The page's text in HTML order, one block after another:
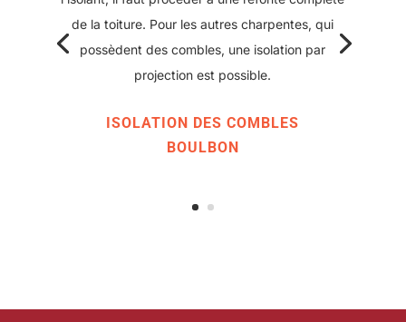
L'autre technique consiste à poser des rouleaux
ou panneaux d'isolant. Dans ce cas là il faut un
espace suffisamment large pour pouvoir y
travailler à plusieurs, debout, avec aisance.